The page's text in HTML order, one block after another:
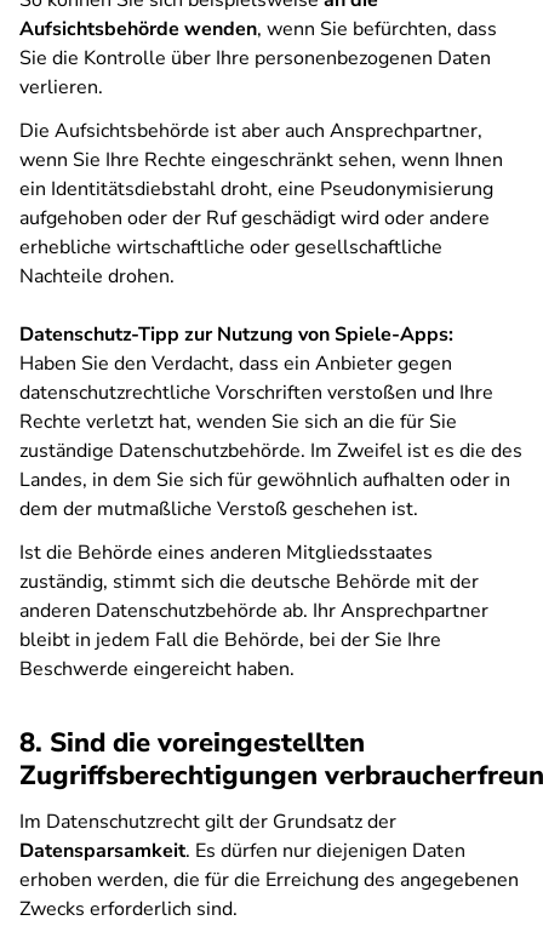
Aufsichtsbehörde wenden, wenn Sie befürchten, dass
Sie die Kontrolle über Ihre personenbezogenen Daten
verlieren.
Die Aufsichtsbehörde ist aber auch Ansprechpartner,
wenn Sie Ihre Rechte eingeschränkt sehen, wenn Ihnen
ein Identitätsdiebstahl droht, eine Pseudonymisierung
aufgehoben oder der Ruf geschädigt wird oder andere
erhebliche wirtschaftliche oder gesellschaftliche
Nachteile drohen.
Datenschutz-Tipp zur Nutzung von Spiele-Apps:
Haben Sie den Verdacht, dass ein Anbieter gegen
datenschutzrechtliche Vorschriften verstoßen und Ihre
Rechte verletzt hat, wenden Sie sich an die für Sie
zuständige Datenschutzbehörde. Im Zweifel ist es die des
Landes, in dem Sie sich für gewöhnlich aufhalten oder in
dem der mutmaßliche Verstoß geschehen ist.
Ist die Behörde eines anderen Mitgliedsstaates
zuständig, stimmt sich die deutsche Behörde mit der
anderen Datenschutzbehörde ab. Ihr Ansprechpartner
bleibt in jedem Fall die Behörde, bei der Sie Ihre
Beschwerde eingereicht haben.
8. Sind die voreingestellten
Zugriffsberechtigungen
Im Datenschutzrecht gilt der Grundsatz der
Datensparsamkeit. Es dürfen nur diejenigen Daten
erhoben werden, die für die Erreichung des angegebenen
Zwecks erforderlich sind.